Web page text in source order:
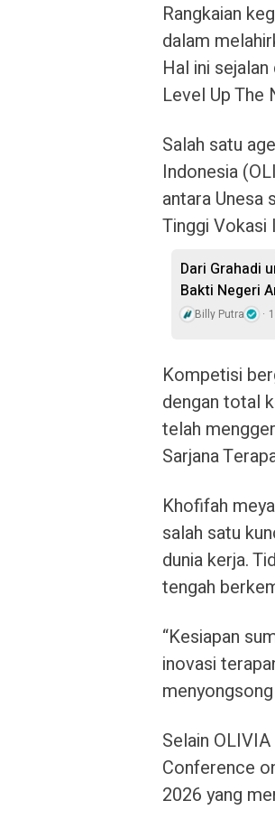
Rangkaian
dalam
Hal ini
Level Up The
Salah satu
Indonesia
antara Unesa
Tinggi Vokasi
Dari Grahadi
Bakti Negeri
Billy Putra
Kompetisi
dengan total
telah
Sarjana
Khofifah
salah satu
dunia kerja.
tengah
“Kesiapan
inovasi
Selain
Conference
2026 yang